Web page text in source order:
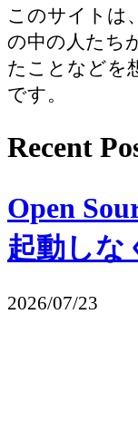
このサイトは、
の中の人たち
たことなどを
です。
Recent
Open
起動しな
2026/07/23